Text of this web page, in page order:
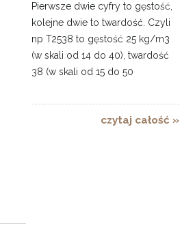
Pierwsze dwie cyfry to gęstość,
kolejne dwie to twardość. Czyli
np T2538 to gęstość 25 kg/m3
(w skali od 14 do 40), twardość
38 (w skali od 15 do 50
czytaj całość »